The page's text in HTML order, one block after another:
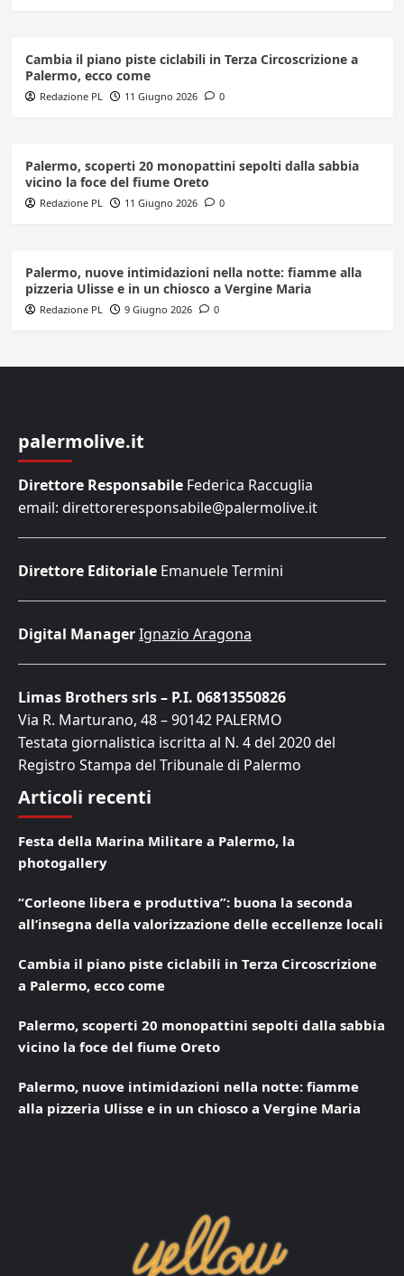
Cambia il piano piste ciclabili in Terza Circoscrizione a
Palermo, ecco come
Redazione PL 11 Giugno 2026 0
Palermo, scoperti 20 monopattini sepolti dalla sabbia
vicino la foce del fiume Oreto
Redazione PL 11 Giugno 2026 0
Palermo, nuove intimidazioni nella notte: fiamme alla
pizzeria Ulisse e in un chiosco a Vergine Maria
Redazione PL 9 Giugno 2026 0
palermolive.it
Direttore Responsabile Federica Raccuglia
email: direttoreresponsabile@palermolive.it
Direttore Editoriale Emanuele Termini
Digital ManagerIgnazio Aragona
Limas Brothers srls – P.I. 06813550826
Via R. Marturano, 48 – 90142 PALERMO
Testata giornalistica iscritta al N. 4 del 2020 del
Registro Stampa del Tribunale di Palermo
Articoli recenti
Festa della Marina Militare a Palermo, la
photogallery
“Corleone libera e produttiva”: buona la seconda
all’insegna della valorizzazione delle eccellenze locali
Cambia il piano piste ciclabili in Terza Circoscrizione
a Palermo, ecco come
Palermo, scoperti 20 monopattini sepolti dalla sabbia
vicino la foce del fiume Oreto
Palermo, nuove intimidazioni nella notte: fiamme
alla pizzeria Ulisse e in un chiosco a Vergine Maria